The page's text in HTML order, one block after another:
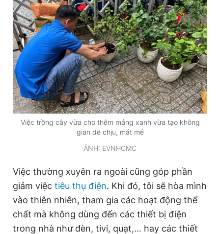
Việc trồng cây vừa cho thêm mảng xanh vừa tạo không
gian dễ chịu, mát mẻ
ẢNH: EVNHCMC
Việc thường xuyên ra ngoài cũng góp phần
giảm việc tiêu thụ điện. Khi đó, tôi sẽ hòa mình
vào thiên nhiên, tham gia các hoạt động thể
chất mà không dùng đến các thiết bị điện
trong nhà như đèn, tivi, quạt,… hay các thiết